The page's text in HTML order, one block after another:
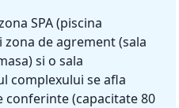
SPA (piscina
de agrement (sala
si o sala
complexului se afla
conferinte (capacitate 80